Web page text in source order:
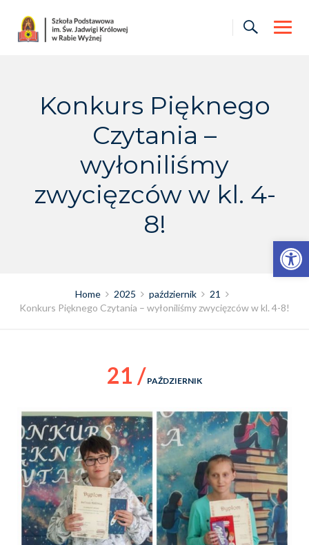
Otwórz pasek narzędzi
content
Konkurs Pięknego
Czytania –
wyłoniliśmy
zwycięzców w kl. 4-
8!
Home 2025 październik
21
Konkurs Pięknego Czytania – wyłoniliśmy zwycięzców w kl. 4-8!
21 / PAŹDZIERNIK